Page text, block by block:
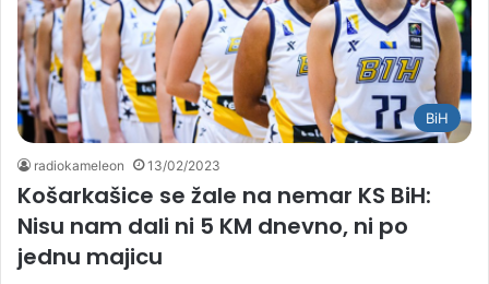
BiH
radiokameleon 13/02/2023
Košarkašice se žale na nemar KS BiH:
Nisu nam dali ni 5 KM dnevno, ni po
jednu majicu